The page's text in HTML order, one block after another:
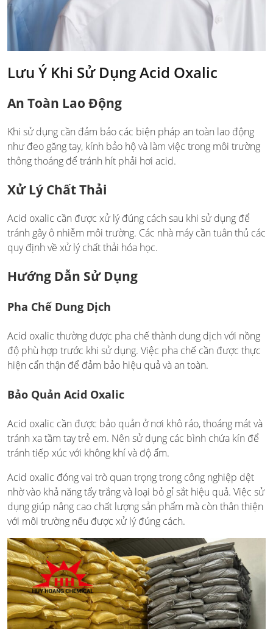
Lưu Ý Khi Sử Dụng Acid Oxalic
An Toàn Lao Động
Khi sử dụng cần đảm bảo các biện pháp an toàn lao động
như đeo găng tay, kính bảo hộ và làm việc trong môi trường
thông thoáng để tránh hít phải hơi acid.
Xử Lý Chất Thải
Acid oxalic cần được xử lý đúng cách sau khi sử dụng để
tránh gây ô nhiễm môi trường. Các nhà máy cần tuân thủ các
quy định về xử lý chất thải hóa học.
Hướng Dẫn Sử Dụng
Pha Chế Dung Dịch
Acid oxalic thường được pha chế thành dung dịch với nồng
độ phù hợp trước khi sử dụng. Việc pha chế cần được thực
hiện cẩn thận để đảm bảo hiệu quả và an toàn.
Bảo Quản Acid Oxalic
Acid oxalic cần được bảo quản ở nơi khô ráo, thoáng mát và
tránh xa tầm tay trẻ em. Nên sử dụng các bình chứa kín để
tránh tiếp xúc với không khí và độ ẩm.
Acid oxalic đóng vai trò quan trọng trong công nghiệp dệt
nhờ vào khả năng tẩy trắng và loại bỏ gỉ sắt hiệu quả. Việc sử
dụng giúp nâng cao chất lượng sản phẩm mà còn thân thiện
với môi trường nếu được xử lý đúng cách.